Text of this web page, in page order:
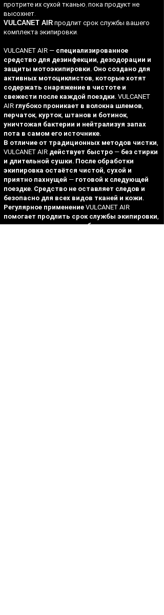
протрите их сухой тканью, пока продукт не
высохнет.
VULCANET AIR продлит срок службы вашего
комплекта экипировки.
VULCANET AIR — специализированное
средство для дезинфекции, дезодорации и
защиты мотоэкипировки. Оно создано для
активных мотоциклистов, которые хотят
содержать снаряжение в чистоте и
свежести после каждой поездки. VULCANET
AIR глубоко проникает в волокна шлемов,
перчаток, курток, штанов и ботинок,
уничтожая бактерии и нейтрализуя запах
пота в самом его источнике.
В отличие от традиционных методов чистки,
VULCANET AIR действует быстро — без стирки
и длительной сушки. После обработки
экипировка остаётся чистой, сухой и
приятно пахнущей — готовой к следующей
поездке. Средство не оставляет следов и
безопасно для всех видов тканей и кожи.
Регулярное применение VULCANET AIR
помогает продлить срок службы экипировки,
защищая материалы от бактериального